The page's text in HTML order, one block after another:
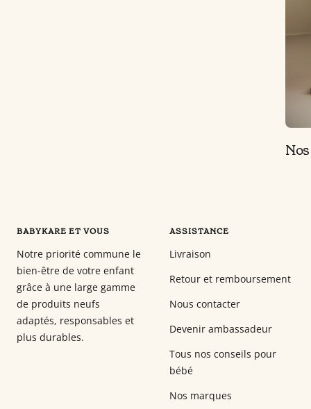
BABYKARE ET VOUS
Notre priorité commune le
bien-être de votre enfant
grâce à une large gamme
de produits neufs
adaptés, responsables et
plus durables.
ASSISTANCE
Livraison
Retour et remboursement
Nous contacter
Devenir ambassadeur
Tous nos conseils pour
bébé
Nos marques